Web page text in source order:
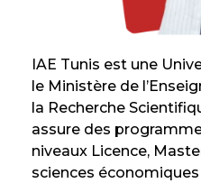
IAE Tunis est une
le Ministère de
la Recherche
assure des
niveaux Licence,
sciences